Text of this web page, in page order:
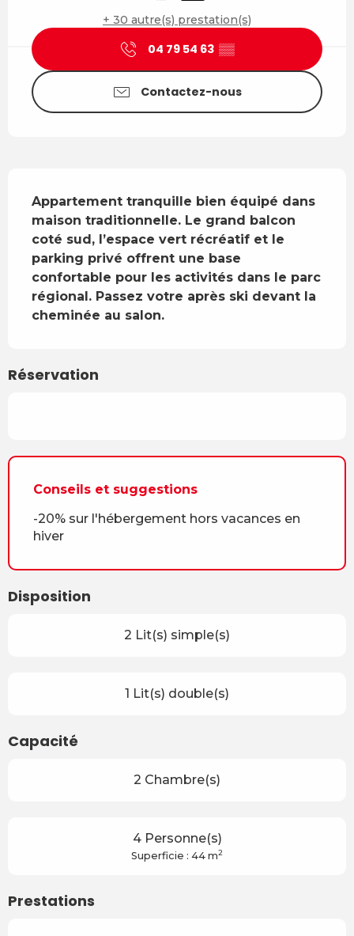
+ 30 autre(s) prestation(s)
04 79 54 63 ▒▒
Contactez-nous
Appartement tranquille bien équipé dans
maison traditionnelle. Le grand balcon
coté sud, l’espace vert récréatif et le
parking privé offrent une base
confortable pour les activités dans le parc
régional. Passez votre après ski devant la
cheminée au salon.
Réservation
Conseils et suggestions
-20% sur l'hébergement hors vacances en
hiver
Disposition
2 Lit(s) simple(s)
1 Lit(s) double(s)
Capacité
2 Chambre(s)
4 Personne(s)
Superficie : 44 m2
Prestations